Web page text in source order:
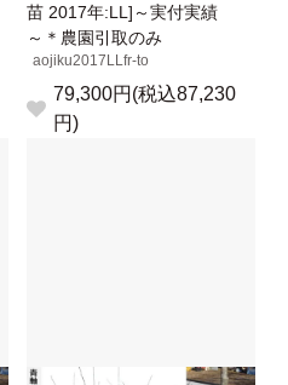
苗 2017年:LL]～実付実績
～＊農園引取のみ
aojiku2017LLfr-to
79,300円(税込87,230
円)